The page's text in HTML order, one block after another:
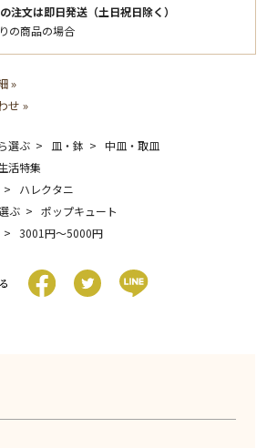
注文は即日発送（土日祝日除く）
の商品の場合
»
せ »
選ぶ 皿・鉢
中皿・取皿
活特集
ハレクタニ
ぶ
ポップキュート
3001円〜5000円